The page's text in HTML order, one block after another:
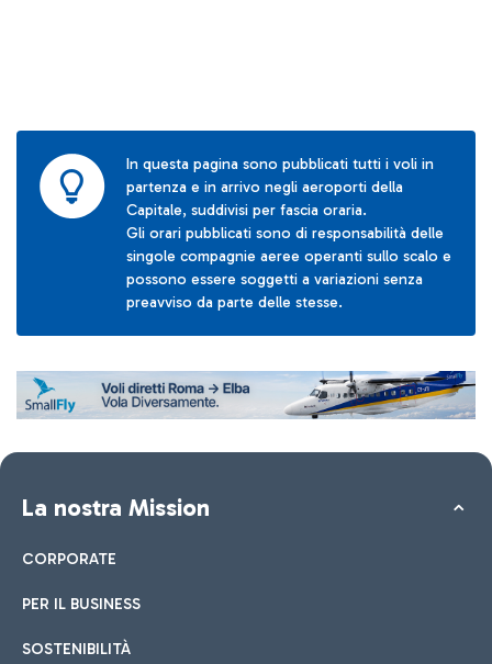
In questa pagina sono pubblicati tutti i voli in
partenza e in arrivo negli aeroporti della
Capitale, suddivisi per fascia oraria.
Gli orari pubblicati sono di responsabilità delle
singole compagnie aeree operanti sullo scalo e
possono essere soggetti a variazioni senza
preavviso da parte delle stesse.
La nostra Mission
CORPORATE
PER IL BUSINESS
SOSTENIBILITÀ